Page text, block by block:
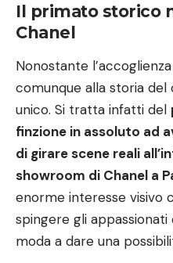
Il primato storico
Chanel
Nonostante
comunque alla storia
unico. Si tratta infatti del
finzione in assoluto ad
di girare scene reali
showroom di Chanel a
enorme interesse visivo
spingere gli appassionati
moda a dare una